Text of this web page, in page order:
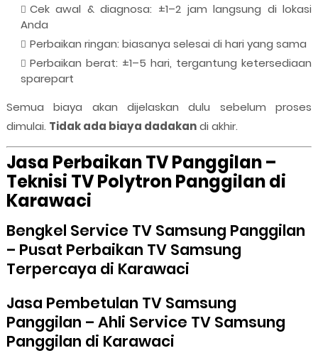
Cek awal & diagnosa: ±1–2 jam langsung di lokasi
Anda
Perbaikan ringan: biasanya selesai di hari yang sama
Perbaikan berat: ±1–5 hari, tergantung ketersediaan
sparepart
Semua biaya akan dijelaskan dulu sebelum proses
dimulai. Tidak ada biaya dadakandi akhir.
Jasa Perbaikan TV Panggilan –
Teknisi TV Polytron Panggilan di
Karawaci
Bengkel Service TV Samsung Panggilan
– Pusat Perbaikan TV Samsung
Terpercaya di Karawaci
Jasa Pembetulan TV Samsung
Panggilan – Ahli Service TV Samsung
Panggilan di Karawaci